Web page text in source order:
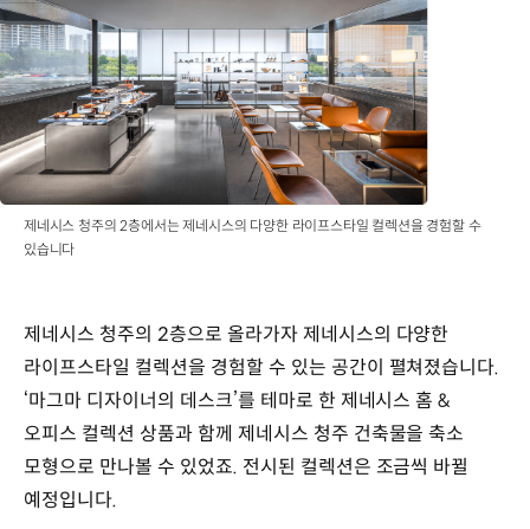
제네시스 청주의 2층에서는 제네시스의 다양한 라이프스타일 컬렉션을 경험할 수
있습니다
제네시스 청주의 2층으로 올라가자 제네시스의 다양한
라이프스타일 컬렉션을 경험할 수 있는 공간이 펼쳐졌습니다.
‘마그마 디자이너의 데스크’를 테마로 한 제네시스 홈 &
오피스 컬렉션 상품과 함께 제네시스 청주 건축물을 축소
모형으로 만나볼 수 있었죠. 전시된 컬렉션은 조금씩 바뀔
예정입니다.